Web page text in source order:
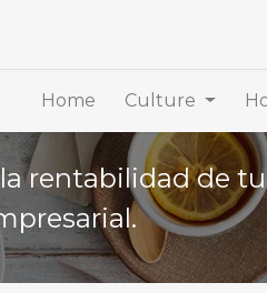
Home Culture
rentabilidad de